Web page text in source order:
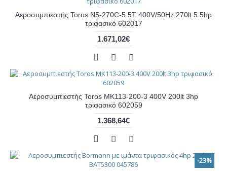
Αεροσυμπιεστής Toros N5-270C-5.5T 400V/50Hz 270lt 5.5hp
τριφασικό 602017
1.671,02€
Αεροσυμπιεστής Toros MK113-200-3 400V 200lt 3hp
τριφασικό 602059
1.368,64€
-23%